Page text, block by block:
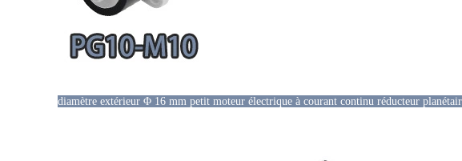
diamètre extérieur Φ 16 mm petit moteur électrique à courant continu réducteur